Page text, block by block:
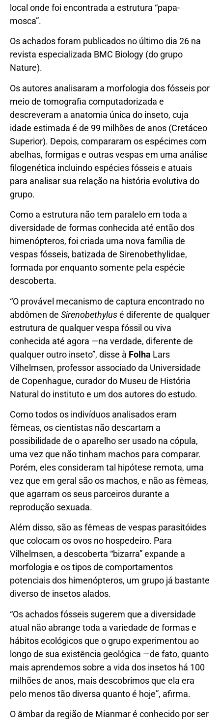
local onde foi encontrada a estrutura “papa-
mosca”.
Os achados foram publicados no último dia 26 na
revista especializada BMC Biology (do grupo
Nature).
Os autores analisaram a morfologia dos fósseis por
meio de tomografia computadorizada e
descreveram a anatomia única do inseto, cuja
idade estimada é de 99 milhões de anos (Cretáceo
Superior). Depois, compararam os espécimes com
abelhas, formigas e outras vespas em uma análise
filogenética incluindo espécies fósseis e atuais
para analisar sua relação na história evolutiva do
grupo.
Como a estrutura não tem paralelo em toda a
diversidade de formas conhecida até então dos
himenópteros, foi criada uma nova família de
vespas fósseis, batizada de Sirenobethylidae,
formada por enquanto somente pela espécie
descoberta.
“O provável mecanismo de captura encontrado no
abdômen de Sirenobethylusé diferente de qualquer
estrutura de qualquer vespa fóssil ou viva
conhecida até agora —na verdade, diferente de
qualquer outro inseto”, disse à Folha Lars
Vilhelmsen, professor associado da Universidade
de Copenhague, curador do Museu de História
Natural do instituto e um dos autores do estudo.
Como todos os indivíduos analisados eram
fêmeas, os cientistas não descartam a
possibilidade de o aparelho ser usado na cópula,
uma vez que não tinham machos para comparar.
Porém, eles consideram tal hipótese remota, uma
vez que em geral são os machos, e não as fêmeas,
que agarram os seus parceiros durante a
reprodução sexuada.
Além disso, são as fêmeas de vespas parasitóides
que colocam os ovos no hospedeiro. Para
Vilhelmsen, a descoberta “bizarra” expande a
morfologia e os tipos de comportamentos
potenciais dos himenópteros, um grupo já bastante
diverso de insetos alados.
“Os achados fósseis sugerem que a diversidade
atual não abrange toda a variedade de formas e
hábitos ecológicos que o grupo experimentou ao
longo de sua existência geológica —de fato, quanto
mais aprendemos sobre a vida dos insetos há 100
milhões de anos, mais descobrimos que ela era
pelo menos tão diversa quanto é hoje”, afirma.
O âmbar da região de Mianmar é conhecido por ser